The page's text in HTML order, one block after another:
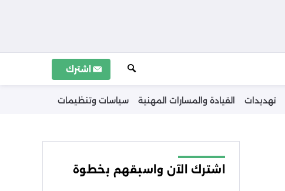
اشترك
تهديدات القيادة والمسارات المهنية سياسات وتنظيمات
اشترك الآن واسبقهم بخطوة